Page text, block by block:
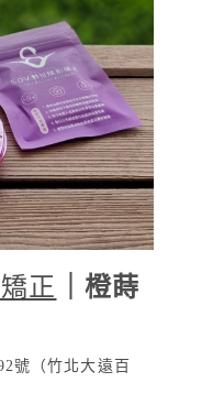
正
｜橙蒔
號（竹北大遠百